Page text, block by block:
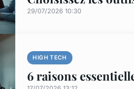
29/07/2026 10:30
HIGH TECH
6 raisons